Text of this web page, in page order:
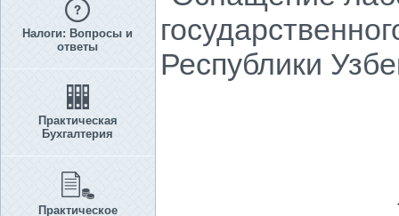
Налоги: Вопросы и
ответы
Практическая
Бухгалтерия
Практическое
Республики